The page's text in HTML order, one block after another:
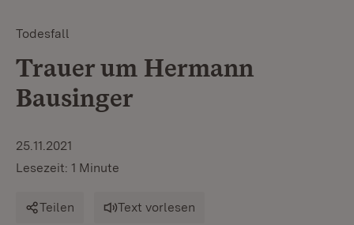
Todesfall
Trauer um Hermann
Bausinger
25.11.2021
Lesezeit: 1 Minute
Teilen Text vorlesen